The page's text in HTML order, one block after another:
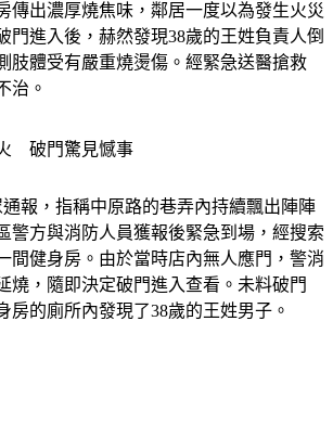
）日晚間發生一起死亡案件，位於中原路
傳出濃厚燒焦味，鄰居一度以為發生火災
門進入後，赫然發現38歲的王姓負責人倒
肢體受有嚴重燒燙傷。經緊急送醫搶救
報，指稱中原路的巷弄內持續飄出陣陣
警方與消防人員獲報後緊急到場，經搜索
間健身房。由於當時店內無人應門，警消
燒，隨即決定破門進入查看。未料破門